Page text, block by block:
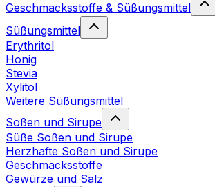
Geschmacksstoffe & Süßungsmittel
Süßungsmittel
Erythritol
Honig
Stevia
Xylitol
Weitere Süßungsmittel
Soßen und Sirupe
Süße Soßen und Sirupe
Herzhafte Soßen und Sirupe
Geschmacksstoffe
Gewürze und Salz